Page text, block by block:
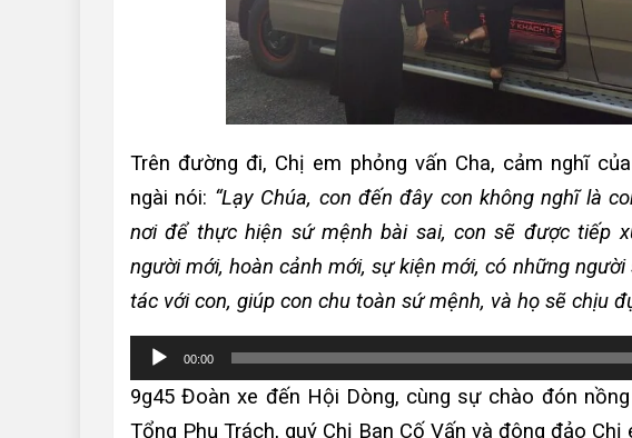
Trên đường đi, Chị em phỏng vấn Cha, cảm nghĩ
ngài nói: “Lạy Chúa, con đến đây con không nghĩ là
nơi để thực hiện sứ mệnh bài sai, con sẽ được tiếp
người mới, hoàn cảnh mới, sự kiện mới, có những
tác với con, giúp con chu toàn sứ mệnh, và họ sẽ chịu
Trình
chơi
Audio
00:00
9g45 Đoàn xe đến Hội Dòng, cùng sự chào đón
Tổng Phụ Trách, quý Chị Ban Cố Vấn và đông đảo